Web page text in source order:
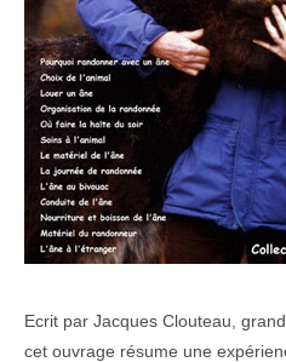
Ecrit par Jacques Clouteau,
cet ouvrage résume une